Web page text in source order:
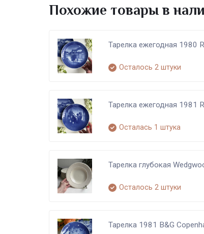
Похожие товары в
Тарелка ежегодная 1980
Осталось 2 штуки
Тарелка ежегодная 1981
Осталась 1 штука
Тарелка глубокая
Осталось 2 штуки
Тарелка 1981 B&G